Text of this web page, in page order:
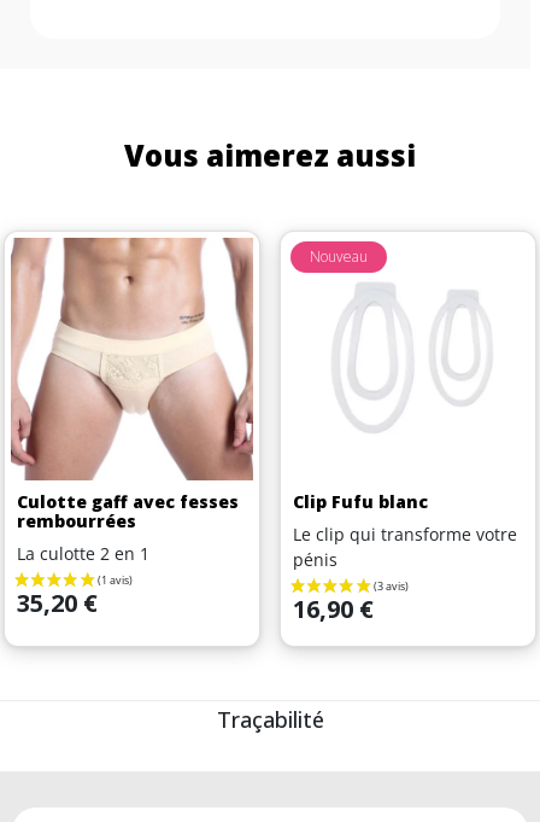
Vous aimerez aussi
Culotte gaff avec fesses
rembourrées
La culotte 2 en 1
Prix
35,20 €
Clip Fufu blanc
Le clip qui transforme votre
pénis
Prix
16,90 €
Nouveau
Traçabilité